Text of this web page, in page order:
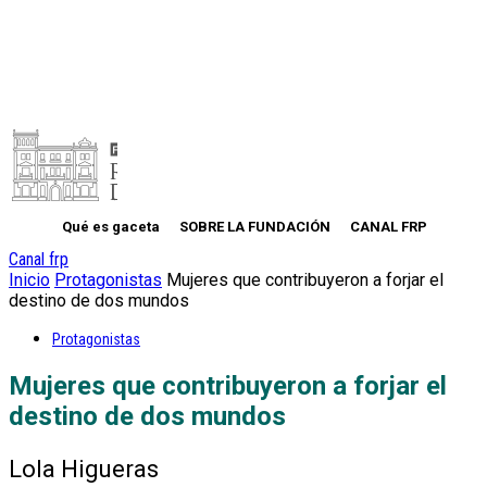
Qué es gaceta SOBRE LA FUNDACIÓN CANAL FRP
Canal frp
Inicio Protagonistas Mujeres que contribuyeron a forjar el
destino de dos mundos
Protagonistas
Mujeres que contribuyeron a forjar el
destino de dos mundos
Lola Higueras